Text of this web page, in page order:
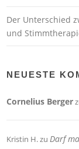
Der Unterschied
und
NEUESTE
Cornelius Berger
Kristin H.zu Darf